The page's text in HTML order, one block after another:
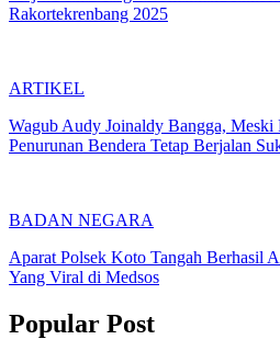
Rakortekrenbang 2025
ARTIKEL
Wagub Audy Joinaldy Bangga,
Penurunan Bendera Tetap Berjalan
BADAN NEGARA
Aparat Polsek Koto Tangah Berhasil
Yang Viral di Medsos
Popular Post